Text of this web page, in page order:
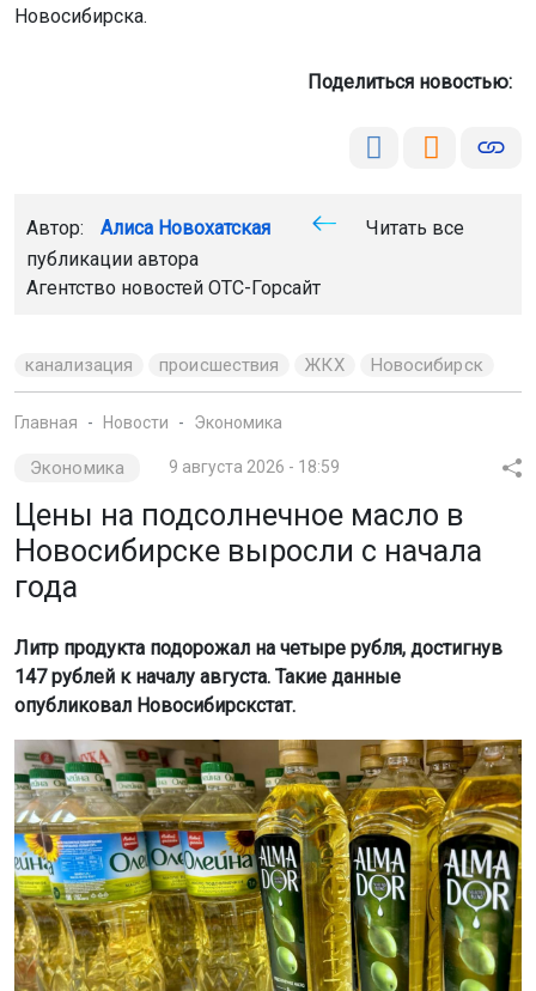
Новосибирска.
Поделиться новостью:
Автор: Алиса Новохатская
Читать все
публикации автора
Агентство новостей ОТС-Горсайт
канализация происшествия ЖКХ Новосибирск
Главная Новости Экономика
Экономика 9 августа 2026 - 18:59
Цены на подсолнечное масло в
Новосибирске выросли с начала
года
Литр продукта подорожал на четыре рубля, достигнув
147 рублей к началу августа. Такие данные
опубликовал Новосибирскстат.